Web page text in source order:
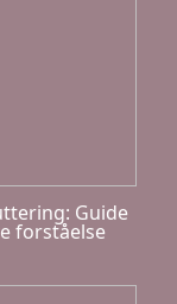
Guide
forståelse